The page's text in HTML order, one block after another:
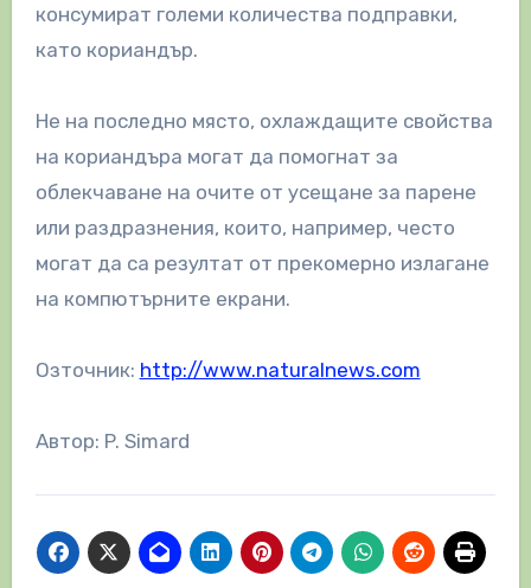
консумират големи количества подправки,
като кориандър.
Не на последно място, охлаждащите свойства
на кориандъра могат да помогнат за
облекчаване на очите от усещане за парене
или раздразнения, които, например, често
могат да са резултат от прекомерно излагане
на компютърните екрани.
Озточник: http://www.naturalnews.com
Автор: P. Simard